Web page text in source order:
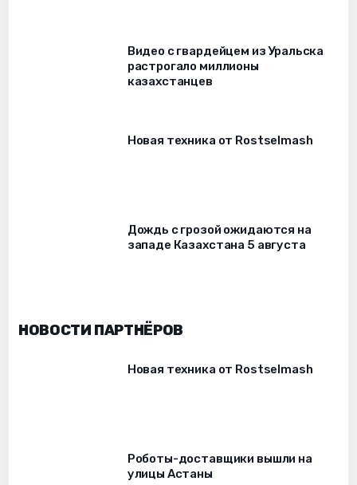
Видео с гвардейцем из Уральска
растрогало миллионы
казахстанцев
Новая техника от Rostselmash
Дождь с грозой ожидаются на
западе Казахстана 5 августа
НОВОСТИ ПАРТНЁРОВ
Новая техника от Rostselmash
Роботы-доставщики вышли на
улицы Астаны